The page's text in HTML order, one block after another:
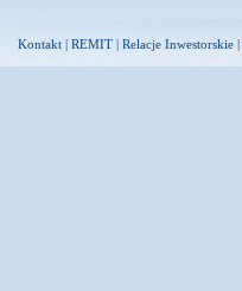
Kontakt | REMIT | Relacje Inwestorskie |